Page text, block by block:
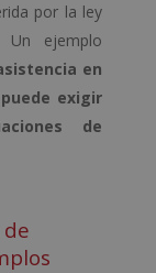
por la ley
Un ejemplo
en
exigir
de